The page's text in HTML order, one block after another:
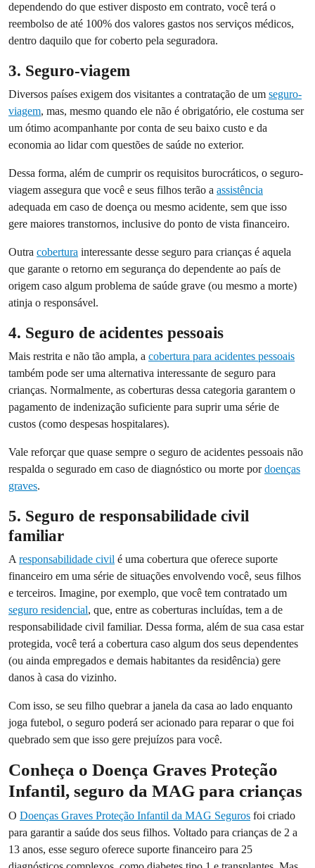
dependendo do que estiver disposto em contrato, você terá o
reembolso de até 100% dos valores gastos nos serviços médicos,
dentro daquilo que for coberto pela seguradora.
3. Seguro-viagem
Diversos países exigem dos visitantes a contratação de um seguro-
viagem, mas, mesmo quando ele não é obrigatório, ele costuma ser
um ótimo acompanhante por conta de seu baixo custo e da
economia ao lidar com questões de saúde no exterior.
Dessa forma, além de cumprir os requisitos burocráticos, o seguro-
viagem assegura que você e seus filhos terão a assistência
adequada em caso de doença ou mesmo acidente, sem que isso
gere maiores transtornos, inclusive do ponto de vista financeiro.
Outra cobertura interessante desse seguro para crianças é aquela
que garante o retorno em segurança do dependente ao país de
origem caso algum problema de saúde grave (ou mesmo a morte)
atinja o responsável.
4. Seguro de acidentes pessoais
Mais restrita e não tão ampla, a cobertura para acidentes pessoais
também pode ser uma alternativa interessante de seguro para
crianças. Normalmente, as coberturas dessa categoria garantem o
pagamento de indenização suficiente para suprir uma série de
custos (como despesas hospitalares).
Vale reforçar que quase sempre o seguro de acidentes pessoais não
respalda o segurado em caso de diagnóstico ou morte pordoenças
graves.
5. Seguro de responsabilidade civil
familiar
A responsabilidade civil é uma cobertura que oferece suporte
financeiro em uma série de situações envolvendo você, seus filhos
e terceiros. Imagine, por exemplo, que você tem contratado um
seguro residencial, que, entre as coberturas incluídas, tem a de
responsabilidade civil familiar. Dessa forma, além de sua casa estar
protegida, você terá a cobertura caso algum dos seus dependentes
(ou ainda empregados e demais habitantes da residência) gere
danos à casa do vizinho.
Com isso, se seu filho quebrar a janela da casa ao lado enquanto
joga futebol, o seguro poderá ser acionado para reparar o que foi
quebrado sem que isso gere prejuízos para você.
Conheça o Doença Graves Proteção
Infantil, seguro da MAG para crianças
O Doenças Graves Proteção Infantil da MAG Seguros foi criado
para garantir a saúde dos seus filhos. Voltado para crianças de 2 a
13 anos, esse seguro oferece suporte financeiro para 25